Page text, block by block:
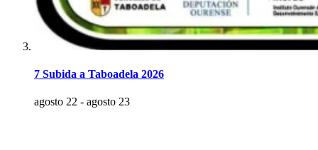
7 Subida a Taboadela 2026
agosto 22 - agosto 23